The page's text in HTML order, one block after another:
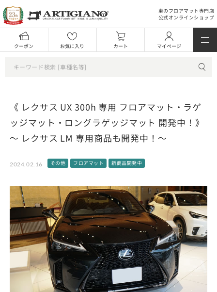
車のフロアマット専門店
公式オンラインショップ
クーポン お気に入り カート マイページ
《 レクサス UX 300h 専用 フロアマット・ラゲ
ッジマット・ロングラゲッジマット 開発中！》
～ レクサス LM 専用商品も開発中！～
2024.02.16 その他 フロアマット 新商品開発中